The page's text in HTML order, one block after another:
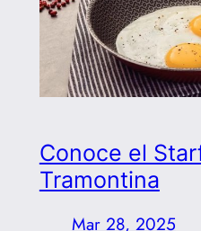
Conoce el
Tramontina
Mar 28, 2025